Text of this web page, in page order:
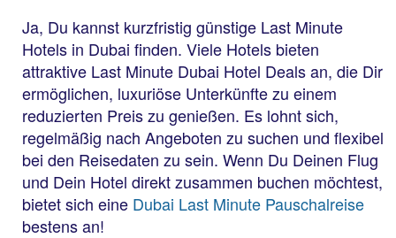
Ja, Du kannst kurzfristig günstige Last Minute
Hotels in Dubai finden. Viele Hotels bieten
attraktive Last Minute Dubai Hotel Deals an, die Dir
ermöglichen, luxuriöse Unterkünfte zu einem
reduzierten Preis zu genießen. Es lohnt sich,
regelmäßig nach Angeboten zu suchen und flexibel
bei den Reisedaten zu sein. Wenn Du Deinen Flug
und Dein Hotel direkt zusammen buchen möchtest,
bietet sich eine Dubai Last Minute Pauschalreise
bestens an!